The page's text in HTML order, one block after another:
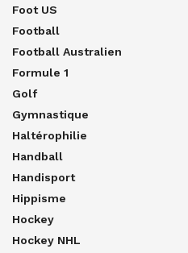
Foot US
Football
Football Australien
Formule 1
Golf
Gymnastique
Haltérophilie
Handball
Handisport
Hippisme
Hockey
Hockey NHL